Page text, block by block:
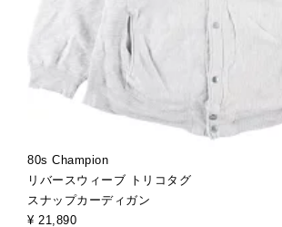
80s Champion
リバースウィーブ トリコタグ
スナップカーディガン
¥ 21,890